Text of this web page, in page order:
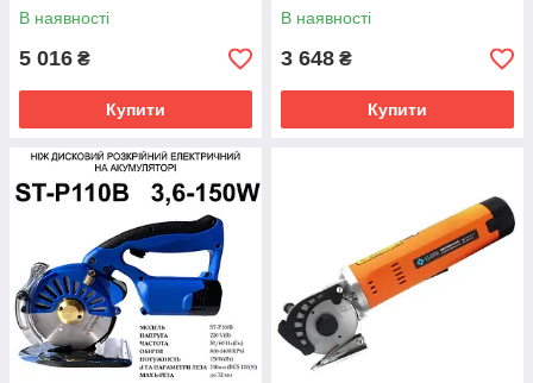
В наявності
5 016 ₴
Купити
В наявності
3 648 ₴
Купити